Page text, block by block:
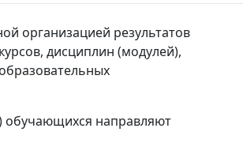
организацией результатов
дисциплин (модулей),
обучающихся направляют